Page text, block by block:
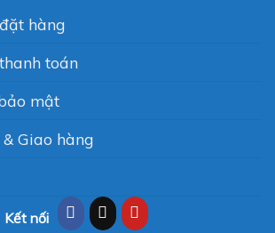
hàng
toán
mật
Giao hàng
Kết nối